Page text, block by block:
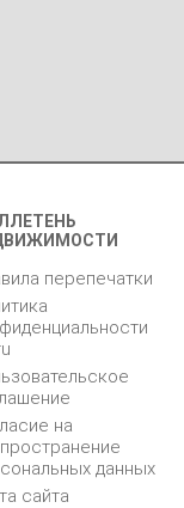
перепечатки
на
данных
сайта